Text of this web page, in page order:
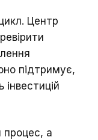
Центр
підтримує,
процес, а